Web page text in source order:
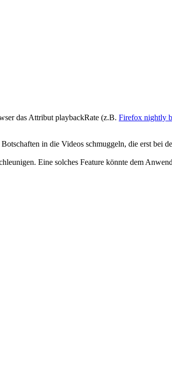
das Attribut playbackRate (z.B. Firefox nightly
in die Videos schmuggeln, die erst bei
Eine solches Feature könnte dem